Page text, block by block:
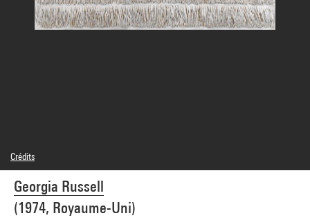
Georgia Russell
(1974, Royaume-Uni)
Crédits
© Adagp, Paris
Crédit photographique : Centre Pompidou, MNAM-CCI/Georges Meguerditchian/Dist.
GrandPalaisRmn
Réf. image : 4N61205